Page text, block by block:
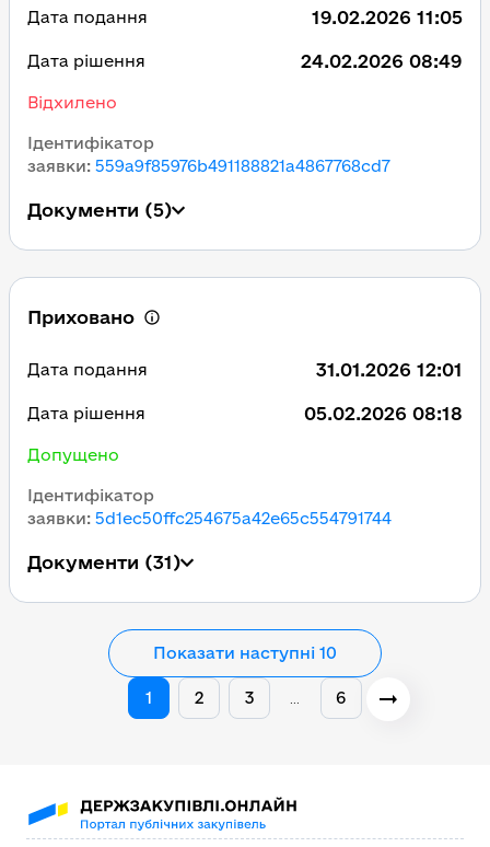
Дата подання 19.02.2026 11:05
Дата рішення 24.02.2026 08:49
Відхилено
Ідентифікатор
заявки: 559a9f85976b491188821a4867768cd7
Документи (5)
Приховано
Дата подання 31.01.2026 12:01
Дата рішення 05.02.2026 08:18
Допущено
Ідентифікатор
заявки: 5d1ec50ffc254675a42e65c554791744
Документи (31)
Показати наступні 10
1 2 3 6